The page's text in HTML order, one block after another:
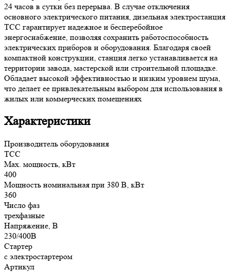
24 часов в сутки без перерыва. В случае отключения
основного электрического питания, дизельная электростанция
ТСС гарантирует надежное и бесперебойное
энергоснабжение, позволяя сохранить работоспособность
электрических приборов и оборудования. Благодаря своей
компактной конструкции, станция легко устанавливается на
территории завода, мастерской или строительной площадке.
Обладает высокой эффективностью и низким уровнем шума,
что делает ее привлекательным выбором для использования в
жилых или коммерческих помещениях
Характеристики
Производитель оборудования
ТСС
Max. мощность, кВт
400
Мощность номинальная при 380 В, кВт
360
Число фаз
трехфазные
Напряжение, В
230/400В
Стартер
с электростартером
Артикул